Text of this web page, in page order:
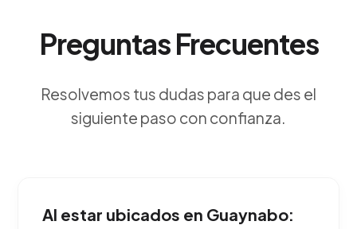
Preguntas Frecuentes
Resolvemos tus dudas para que des el
siguiente paso con confianza.
Al estar ubicados en Guaynabo: